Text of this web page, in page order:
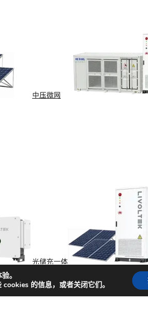
中压微网
光储充一体
。
的信息，或者关闭它们。